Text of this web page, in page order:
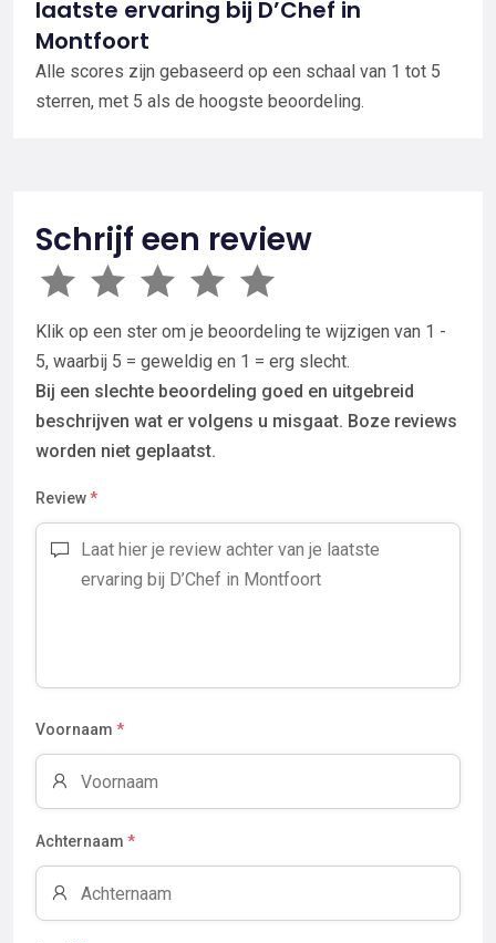
laatste ervaring bij D’Chef in
Montfoort
Alle scores zijn gebaseerd op een schaal van 1 tot 5
sterren, met 5 als de hoogste beoordeling.
Schrijf een review
Klik op een ster om je beoordeling te wijzigen van 1 -
5, waarbij 5 = geweldig en 1 = erg slecht.
Bij een slechte beoordeling goed en uitgebreid
beschrijven wat er volgens u misgaat. Boze reviews
worden niet geplaatst.
Review*
Voornaam *
Achternaam *